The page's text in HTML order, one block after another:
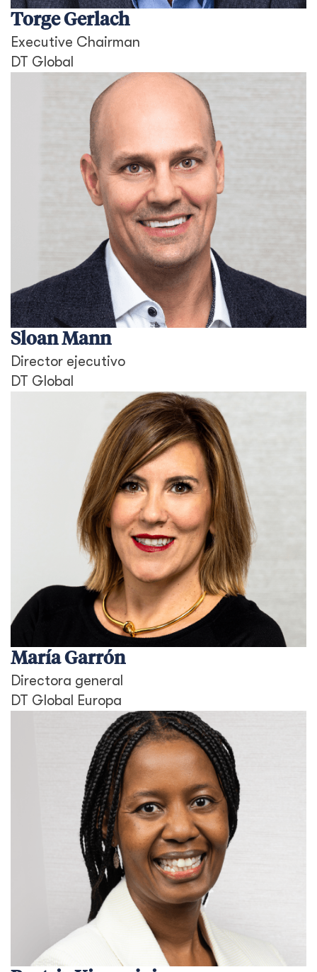
Torge Gerlach
Executive Chairman
DT Global
Sloan Mann
Director ejecutivo
DT Global
María Garrón
Directora general
DT Global Europa